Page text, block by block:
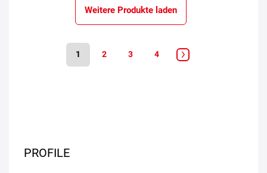
Weitere Produkte laden
1 2 3 4
PROFILE